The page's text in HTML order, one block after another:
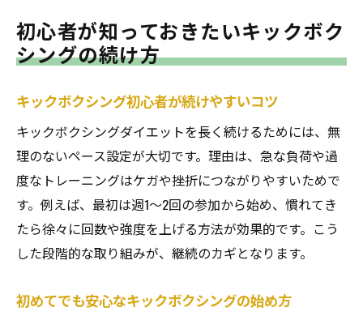
初心者が知っておきたいキックボク
シングの続け方
キックボクシング初心者が続けやすいコツ
キックボクシングダイエットを長く続けるためには、無
理のないペース設定が大切です。理由は、急な負荷や過
度なトレーニングはケガや挫折につながりやすいためで
す。例えば、最初は週1～2回の参加から始め、慣れてき
たら徐々に回数や強度を上げる方法が効果的です。こう
した段階的な取り組みが、継続のカギとなります。
初めてでも安心なキックボクシングの始め方